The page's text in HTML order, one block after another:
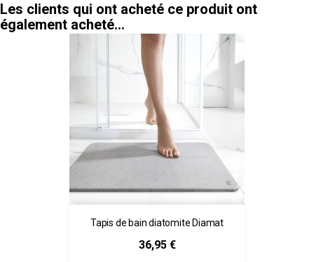
Les clients qui ont acheté ce produit ont
également acheté...
Tapis de bain diatomite Diamat
Prix
36,95 €